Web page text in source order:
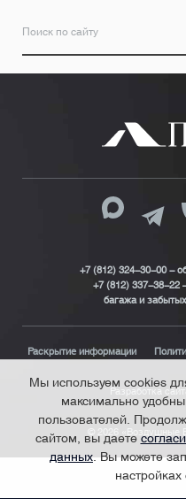
+7 (812) 324-30-00 -
+7 (812) 337-38-22
багажа и
Раскрытие информации
Разработка
© 2026 «Воздушные
Мы используем cookies
максимально
пользователей.
сайтом, вы даете
данных. Вы можете
настройках